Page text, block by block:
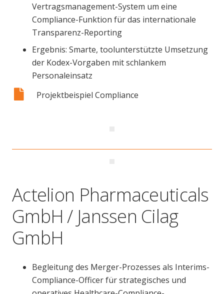
Vertragsmanagement-System um eine
Compliance-Funktion für das internationale
Transparenz-Reporting
Ergebnis: Smarte, toolunterstützte Umsetzung
der Kodex-Vorgaben mit schlankem
Personaleinsatz
Projektbeispiel Compliance
Actelion Pharmaceuticals
GmbH / Janssen Cilag
GmbH
Begleitung des Merger-Prozesses als Interims-
Compliance-Officer für strategisches und